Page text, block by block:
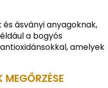
ásványi anyagoknak,
a bogyós
amelyek
MEGŐRZÉSE